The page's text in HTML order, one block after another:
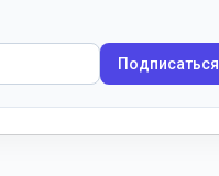
Подписаться